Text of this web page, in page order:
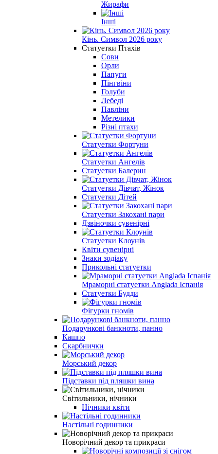
Жирафи
Інші
Кінь. Символ 2026 року
Статуетки Птахів
Сови
Орли
Папуги
Пінгвіни
Голуби
Лебеді
Павліни
Метелики
Різні птахи
Статуетки Фортуни
Статуетки Ангелів
Статуетки Балерин
Статуетки Дівчат, Жінок
Статуетки Дітей
Статуетки Закохані пари
Дзвіночки сувенірні
Статуетки Клоунів
Квіти сувенірні
Знаки зодіаку
Прикольні статуетки
Мраморні статуетки Anglada Іспанія
Статуетки Будди
Фігурки гномів
Подарункові банкноти, панно
Кашпо
Скарбнички
Морський декор
Підставки під пляшки вина
Світильники, нічники
Нічники квіти
Настільні годинники
Новорічний декор та прикраси